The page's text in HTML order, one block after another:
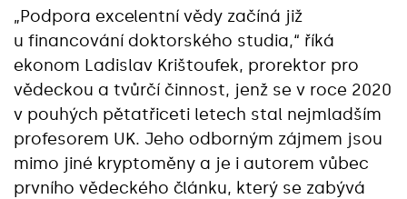
„Podpora excelentní vědy začíná již
u financování doktorského studia,“ říká
ekonom Ladislav Krištoufek, prorektor pro
vědeckou a tvůrčí činnost, jenž se v roce 2020
v pouhých pětatřiceti letech stal nejmladším
profesorem UK. Jeho odborným zájmem jsou
mimo jiné kryptoměny a je i autorem vůbec
prvního vědeckého článku, který se zabývá